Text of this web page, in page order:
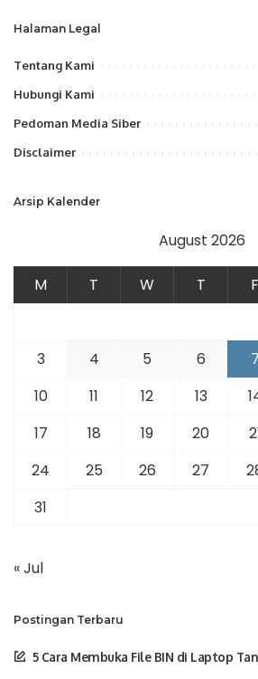
Halaman Legal
Tentang Kami
Hubungi Kami
Pedoman Media Siber
Disclaimer
Arsip Kalender
August 2026
M T W T F
3
4 5 6 7
10
11 12 13
17
18 19 20
24
25 26 27
31
« Jul
Postingan Terbaru
5 Cara Membuka File BIN di Laptop